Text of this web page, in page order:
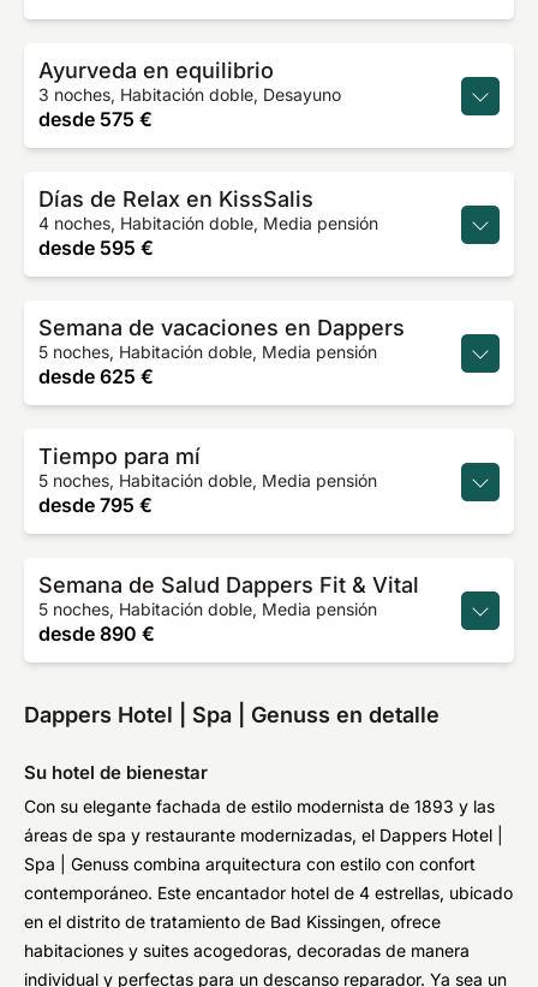
Ayurveda en equilibrio
3 noches, Habitación doble, Desayuno
desde 575 €
Días de Relax en KissSalis
4 noches, Habitación doble, Media pensión
desde 595 €
Semana de vacaciones en Dappers
5 noches, Habitación doble, Media pensión
desde 625 €
Tiempo para mí
5 noches, Habitación doble, Media pensión
desde 795 €
Semana de Salud Dappers Fit & Vital
5 noches, Habitación doble, Media pensión
desde 890 €
Dappers Hotel | Spa | Genuss en detalle
Su hotel de bienestar
Con su elegante fachada de estilo modernista de 1893 y las
áreas de spa y restaurante modernizadas, el Dappers Hotel |
Spa | Genuss combina arquitectura con estilo con confort
contemporáneo. Este encantador hotel de 4 estrellas, ubicado
en el distrito de tratamiento de Bad Kissingen, ofrece
habitaciones y suites acogedoras, decoradas de manera
individual y perfectas para un descanso reparador. Ya sea un